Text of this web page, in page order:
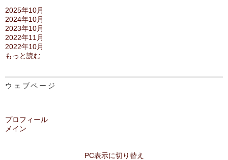
2025年10月
2024年10月
2023年10月
2022年11月
2022年10月
もっと読む
ウェブページ
プロフィール
メイン
PC表示に切り替え